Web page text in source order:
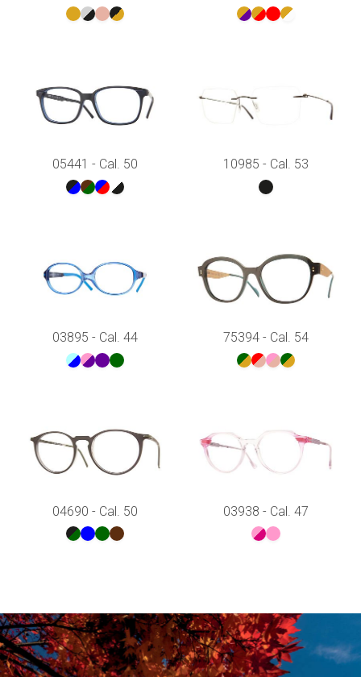
05441 - Cal. 50 10985 - Cal. 53
03895 - Cal. 44 75394 - Cal. 54
04690 - Cal. 50 03938 - Cal. 47